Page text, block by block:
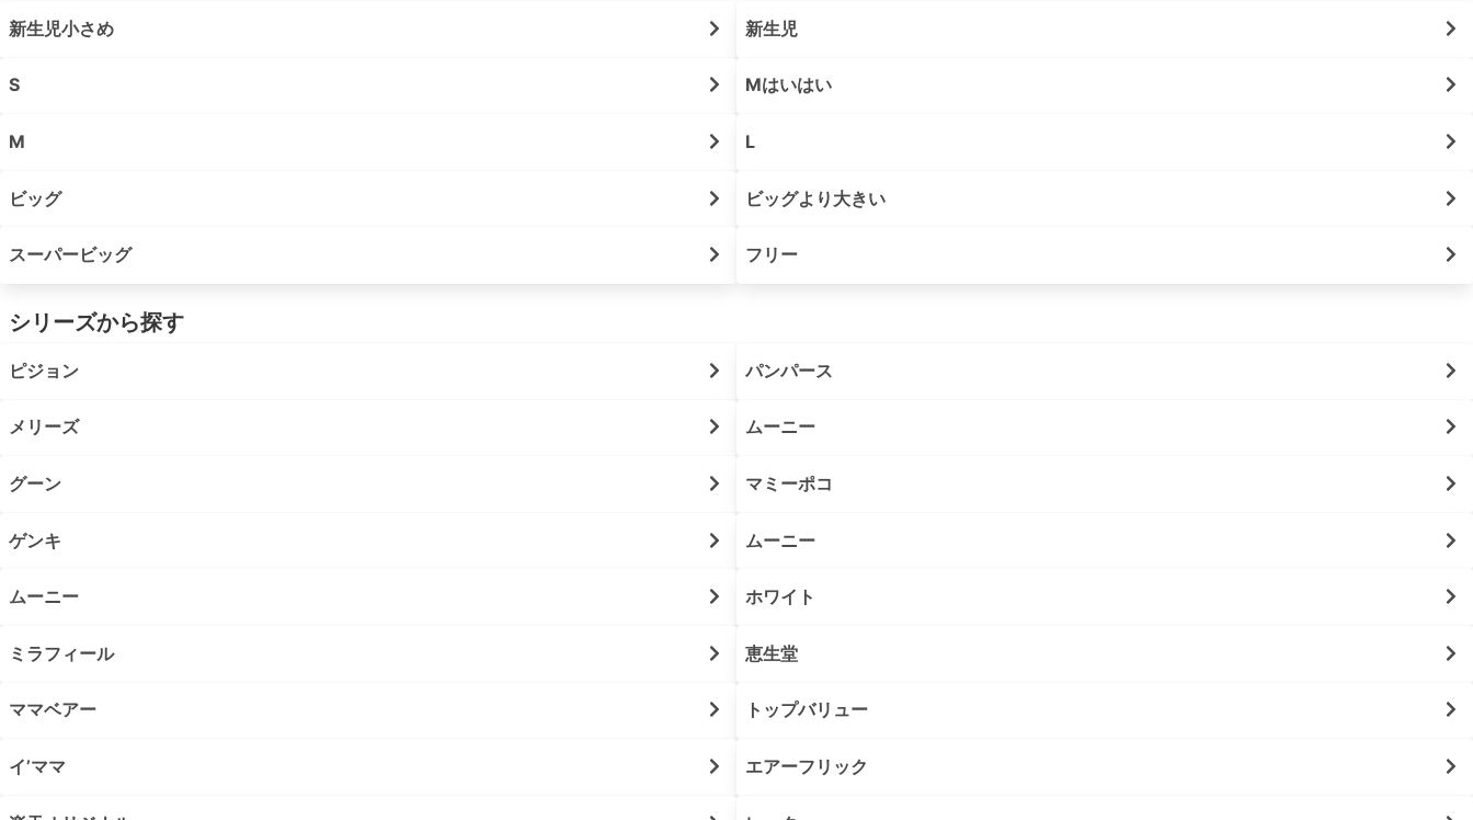
新生児小さめ 新生児
S Mはいはい
M L
ビッグ ビッグより大きい
スーパービッグ フリー
シリーズから探す
ピジョン パンパース
メリーズ ムーニー
グーン マミーポコ
ゲンキ ムーニー
ムーニー ホワイト
ミラフィール 恵生堂
ママベアー トップバリュー
イ’ママ エアーフリック